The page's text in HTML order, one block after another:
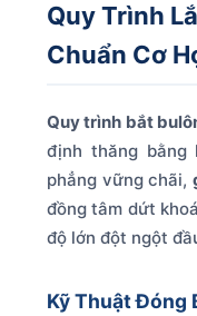
Quy Trình
Chuẩn Cơ
Quy trình bắt
định thăng bằng
phẳng vững chãi,
đồng tâm dứt
độ lớn đột ngột
Kỹ Thuật Đóng